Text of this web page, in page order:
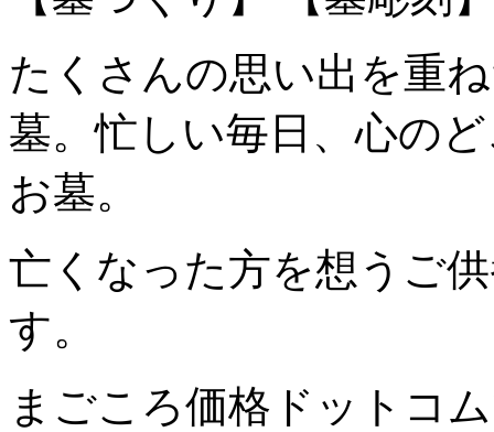
たくさんの思い出を重
墓。忙しい毎日、心の
お墓。
亡くなった方を想うご
す。
まごころ価格ドットコ